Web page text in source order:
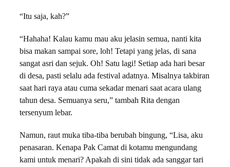
“Itu saja, kah?”
“Hahaha! Kalau kamu mau aku jelasin semua, nanti kita
bisa makan sampai sore, loh! Tetapi yang jelas, di sana
sangat asri dan sejuk. Oh! Satu lagi! Setiap ada hari besar
di desa, pasti selalu ada festival adatnya. Misalnya takbiran
saat hari raya atau cuma sekadar menari saat acara ulang
tahun desa. Semuanya seru,” tambah Rita dengan
tersenyum lebar.
Namun, raut muka tiba-tiba berubah bingung, “Lisa, aku
penasaran. Kenapa Pak Camat di kotamu mengundang
kami untuk menari? Apakah di sini tidak ada sanggar tari